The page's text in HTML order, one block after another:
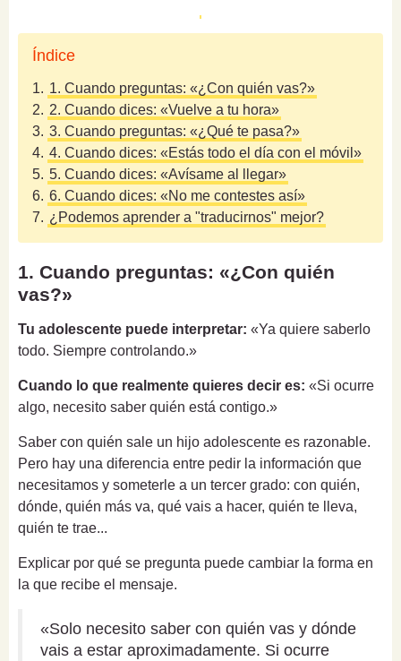
Índice
1. 1. Cuando preguntas: «¿Con quién vas?»
2. 2. Cuando dices: «Vuelve a tu hora»
3. 3. Cuando preguntas: «¿Qué te pasa?»
4. 4. Cuando dices: «Estás todo el día con el móvil»
5. 5. Cuando dices: «Avísame al llegar»
6. 6. Cuando dices: «No me contestes así»
7. ¿Podemos aprender a "traducirnos" mejor?
1. Cuando preguntas: «¿Con quién
vas?»
Tu adolescente puede interpretar: «Ya quiere saberlo
todo. Siempre controlando.»
Cuando lo que realmente quieres decir es: «Si ocurre
algo, necesito saber quién está contigo.»
Saber con quién sale un hijo adolescente es razonable.
Pero hay una diferencia entre pedir la información que
necesitamos y someterle a un tercer grado: con quién,
dónde, quién más va, qué vais a hacer, quién te lleva,
quién te trae...
Explicar por qué se pregunta puede cambiar la forma en
la que recibe el mensaje.
«Solo necesito saber con quién vas y dónde
vais a estar aproximadamente. Si ocurre